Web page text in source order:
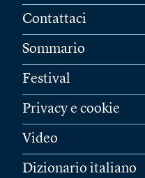
Contattaci
Sommario
Festival
Privacy e cookie
Video
Dizionario italiano